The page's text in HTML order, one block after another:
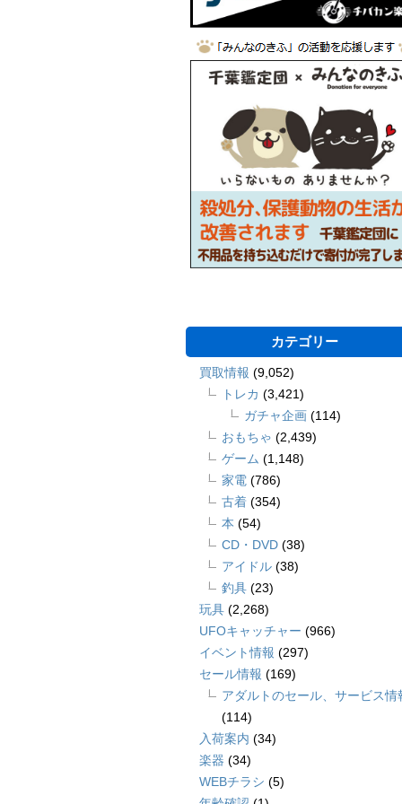
カテゴリー
買取情報 (9,052)
トレカ (3,421)
ガチャ企画 (114)
おもちゃ (2,439)
ゲーム (1,148)
家電 (786)
古着 (354)
本 (54)
CD・DVD (38)
アイドル (38)
釣具 (23)
玩具 (2,268)
UFOキャッチャー (966)
イベント情報 (297)
セール情報 (169)
アダルトのセール、サービス情
(114)
入荷案内 (34)
楽器 (34)
WEBチラシ (5)